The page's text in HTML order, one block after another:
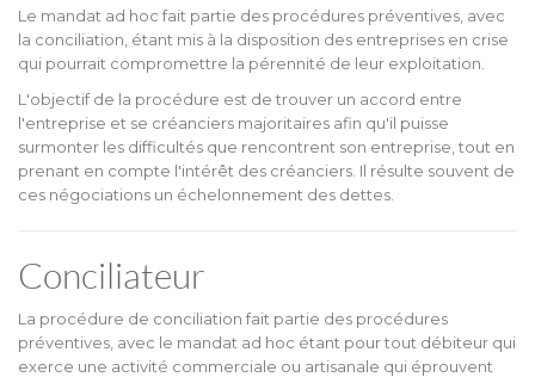
Le mandat ad hoc fait partie des procédures préventives, avec
la conciliation, étant mis à la disposition des entreprises en crise
qui pourrait compromettre la pérennité de leur exploitation.
L'objectif de la procédure est de trouver un accord entre
l'entreprise et se créanciers majoritaires afin qu'il puisse
surmonter les difficultés que rencontrent son entreprise, tout en
prenant en compte l'intérêt des créanciers. Il résulte souvent de
ces négociations un échelonnement des dettes.
Conciliateur
La procédure de conciliation fait partie des procédures
préventives, avec le mandat ad hoc étant pour tout débiteur qui
exerce une activité commerciale ou artisanale qui éprouvent